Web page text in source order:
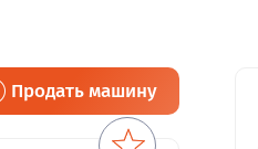
Продать машину